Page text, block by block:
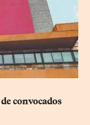
convocados